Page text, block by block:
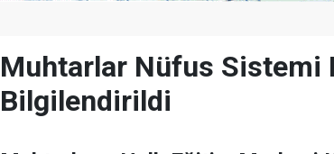
Muhtarlar Nüfus Sistemi
Bilgilendirildi